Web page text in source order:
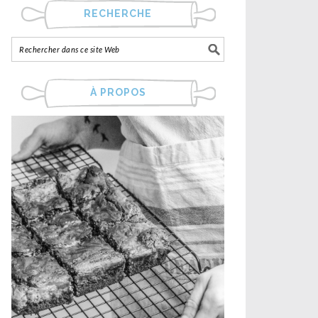
RECHERCHE
À PROPOS